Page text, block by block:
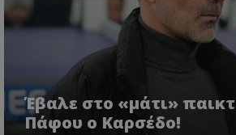
Έβαλε στο «μάτι»
Πάφου ο Καρσέδο!